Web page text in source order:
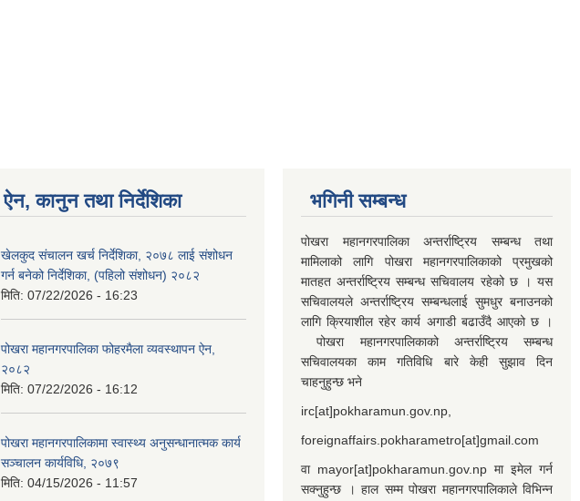
ऐन, कानुन तथा निर्देशिका
खेलकुद संचालन खर्च निर्देशिका, २०७८ लाई संशोधन
गर्न बनेको निर्देशिका, (पहिलो संशोधन) २०८२
मिति: 07/22/2026 - 16:23
पोखरा महानगरपालिका फोहरमैला व्यवस्थापन ऐन,
२०८२
मिति: 07/22/2026 - 16:12
पोखरा महानगरपालिकामा स्वास्थ्य अनुसन्धानात्मक कार्य
सञ्चालन कार्यविधि, २०७९
मिति: 04/15/2026 - 11:57
भगिनी सम्बन्ध
पोखरा महानगरपालिका अन्तर्राष्ट्रिय सम्बन्ध तथा
मामिलाको लागि पोखरा महानगरपालिकाको प्रमुखको
मातहत अन्तर्राष्ट्रिय सम्बन्ध सचिवालय रहेको छ । यस
सचिवालयले अन्तर्राष्ट्रिय सम्बन्धलाई सुमधुर बनाउनको
लागि क्रियाशील रहेर कार्य अगाडी बढाउँदै आएको छ ।
पोखरा महानगरपालिकाको अन्तर्राष्ट्रिय सम्बन्ध
सचिवालयका काम गतिविधि बारे केही सुझाव दिन
चाहनुहुन्छ भने
irc[at]pokharamun.gov.np,
foreignaffairs.pokharametro[at]gmail.com
वा mayor[at]pokharamun.gov.np मा इमेल गर्न
सक्नुहुन्छ । हाल सम्म पोखरा महानगरपालिकाले विभिन्न